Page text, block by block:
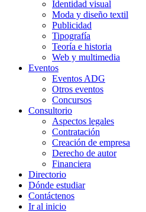
Identidad visual
Moda y diseño textil
Publicidad
Tipografía
Teoría e historia
Web y multimedia
Eventos
Eventos ADG
Otros eventos
Concursos
Consultorio
Aspectos legales
Contratación
Creación de empresa
Derecho de autor
Financiera
Directorio
Dónde estudiar
Contáctenos
Ir al inicio